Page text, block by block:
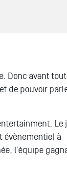
Donc avant
de pouvoir
Le
évènementiel à
l’équipe